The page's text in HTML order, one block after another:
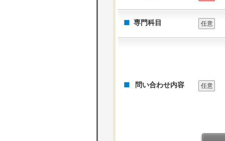
専門科目 任意
問い合わせ内容 任意